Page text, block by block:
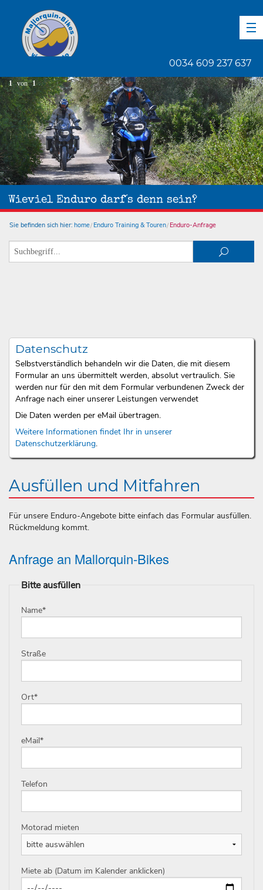
0034 609 237 637
Wieviel Enduro darf´s denn sein?
1 von 1
Sie befinden sich hier: home Enduro Training & Touren Enduro-Anfrage
Datenschutz
Selbstverständlich behandeln wir die Daten, die mit diesem
Formular an uns übermittelt werden, absolut vertraulich. Sie
werden nur für den mit dem Formular verbundenen Zweck der
Anfrage nach einer unserer Leistungen verwendet
Die Daten werden per eMail übertragen.
Weitere Informationen findet Ihr in unserer
Datenschutzerklärung.
Ausfüllen und Mitfahren
Für unsere Enduro-Angebote bitte einfach das Formular ausfüllen.
Rückmeldung kommt.
Anfrage an Mallorquin-Bikes
Bitte ausfüllen
Name*
Straße
Ort*
eMail*
Telefon
Motorad mieten
Miete ab (Datum im Kalender anklicken)